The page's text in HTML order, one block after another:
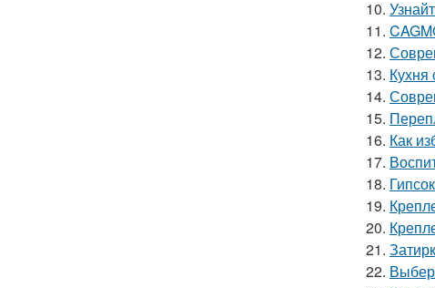
10.
11.
12.
13. Кухня
14.
15.
16. Как
17.
18.
19.
20.
21.
22.